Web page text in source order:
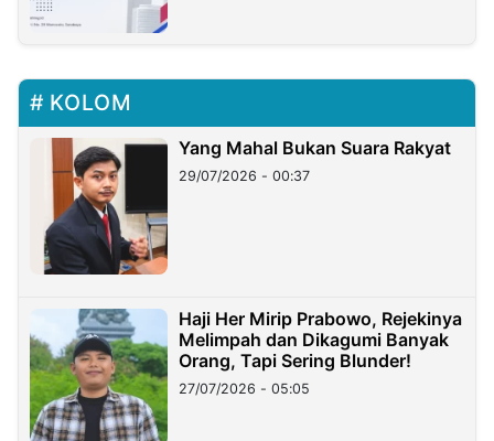
KOLOM
Yang Mahal Bukan Suara Rakyat
29/07/2026 - 00:37
Haji Her Mirip Prabowo, Rejekinya
Melimpah dan Dikagumi Banyak
Orang, Tapi Sering Blunder!
27/07/2026 - 05:05